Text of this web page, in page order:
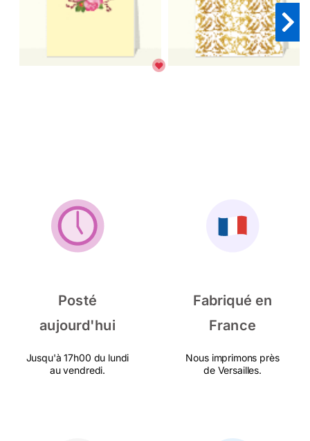
Posté
aujourd'hui
Jusqu'à 17h00 du lundi
au vendredi.
Fabriqué en
France
Nous imprimons près
de Versailles.